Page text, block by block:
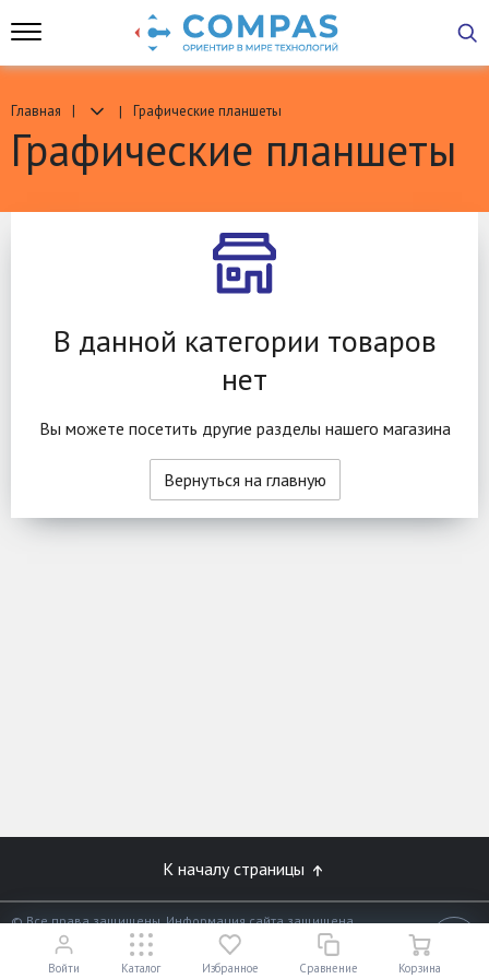
Главная Графические планшеты
Графические планшеты
В данной категории товаров
нет
Вы можете посетить другие разделы нашего магазина
Вернуться на главную
К началу страницы
© Все права защищены. Информация сайта защищена
законом об авторских правах.
Разработано в
«АЛЬФА Системс»
Войти Каталог Избранное Сравнение Корзина